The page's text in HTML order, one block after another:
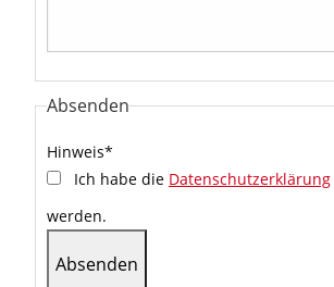
Absenden
Hinweis*
Ich habe die Datenschutzerklärung
werden.